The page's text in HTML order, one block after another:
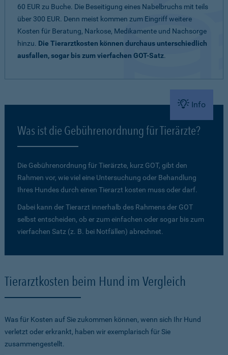
60 EUR zu Buche. Die Beseitigung eines Nabelbruchs mit teils
über 300 EUR. Denn meist kommen zum Eingriff weitere
Kosten für Beratung, Narkose, Medikamente und Nachsorge
hinzu. Die Tierarztkosten können durchaus unterschiedlich
ausfallen, sogar bis zum vierfachen GOT-Satz.
Info
Was ist die Gebührenordnung für Tierärzte?
Die Gebührenordnung für Tierärzte, kurz GOT, gibt den
Rahmen vor, wie viel eine Untersuchung oder Behandlung
Ihres Hundes durch einen Tierarzt kosten muss oder darf.
Dabei kann der Tierarzt innerhalb des Rahmens der GOT
selbst entscheiden, ob er zum einfachen oder sogar bis zum
vierfachen Satz (z. B. bei Notfällen) abrechnet.
Tierarztkosten beim Hund im Vergleich
Was für Kosten auf Sie zukommen können, wenn sich Ihr Hund
verletzt oder erkrankt, haben wir exemplarisch für Sie
zusammengestellt.